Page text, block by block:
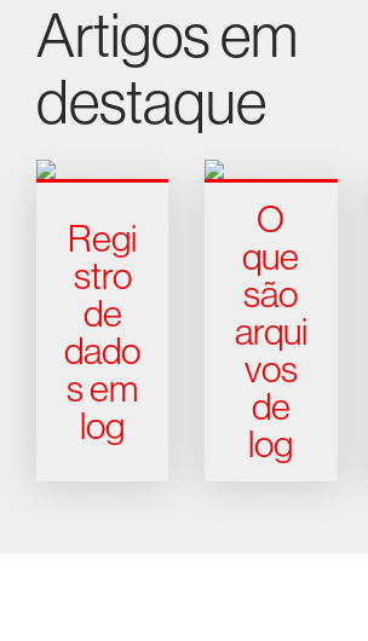
Artigos em
destaque
Regi
stro
de
dado
s em
log
O
que
são
arqui
vos
de
log